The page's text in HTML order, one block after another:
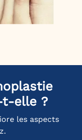
t-elle ?
les aspects